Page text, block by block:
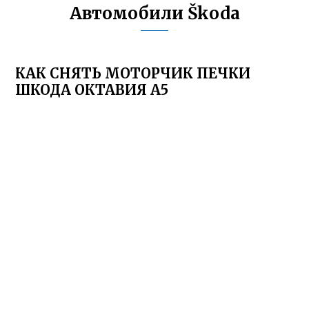
Автомобили Škoda
КАК СНЯТЬ МОТОРЧИК ПЕЧКИ
ШКОДА ОКТАВИЯ А5